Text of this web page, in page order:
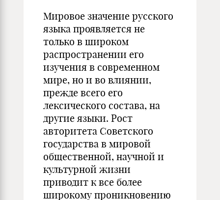
Мировое значение русского
языка проявляется не
только в широком
распространении его
изучения в современном
мире, но и во влиянии,
прежде всего его
лексического состава, на
другие языки. Рост
авторитета Советского
государства в мировой
общественной, научной и
культурной жизни
приводит к все более
широкому проникновению